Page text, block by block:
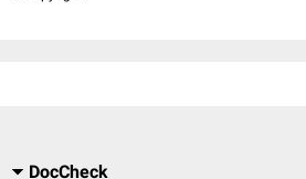
DocCheck